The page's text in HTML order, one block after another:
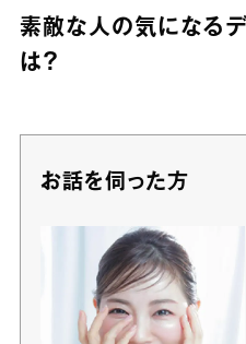
素敵な人の気になる
は？
お話を伺った方